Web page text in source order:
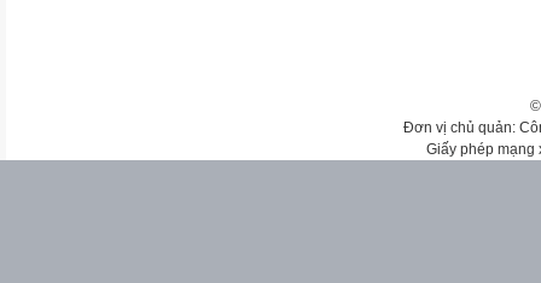
Đơn vị chủ quản:
Giấy phép mạng